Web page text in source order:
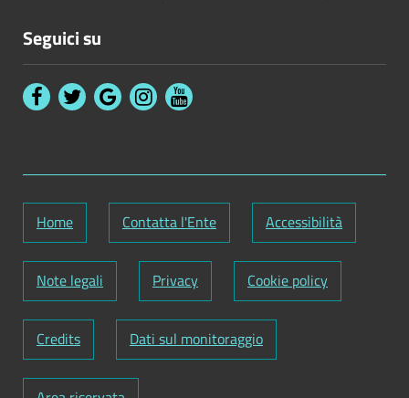
Seguici su
Home Contatta l'Ente Accessibilità
Note legali Privacy Cookie policy
Credits Dati sul monitoraggio